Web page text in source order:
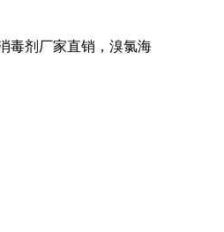
毒剂厂家直销，溴氯海